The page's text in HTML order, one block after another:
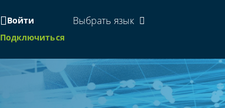
Войти
Подключиться
Выбрать язык